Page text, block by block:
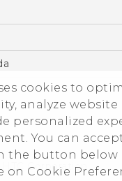
cookies to
analyze website
personalized
You can
the button below
on Cookie
English - User
Corporation